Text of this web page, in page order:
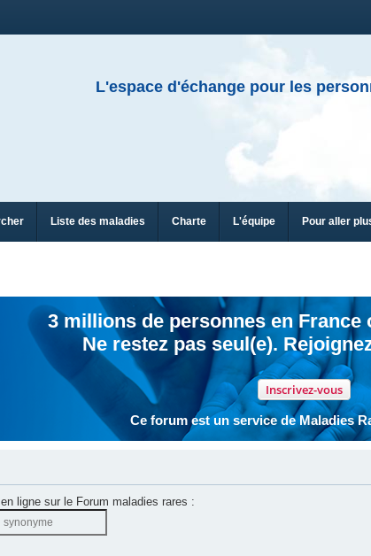
L'espace d'échange pour les
Liste des maladies Charte L'équipe Pour aller
3 millions de personnes en France
Ne restez pas seul(e).
Inscrivez-vous
Ce forum est un service de Maladies
ligne sur le Forum maladies rares :